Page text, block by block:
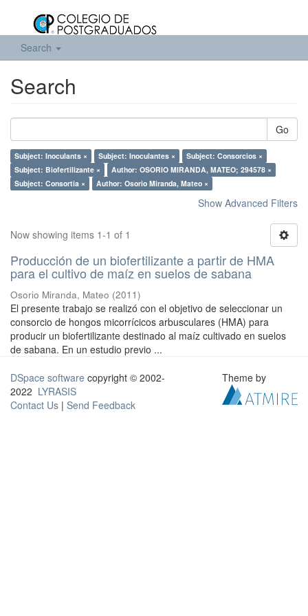
Search
Search
Go
Subject: Inoculants × Subject: Inoculantes ×
Subject: Consorcios ×
Subject: Biofertilizante ×
Author: OSORIO MIRANDA, MATEO; 294578 ×
Subject: Consortia ×
Author: Osorio Miranda, Mateo ×
Show Advanced Filters
Now showing items 1-1 of 1
Producción de un biofertilizante a partir de HMA
para el cultivo de maíz en suelos de sabana
Osorio Miranda, Mateo (2011)
El presente trabajo se realizó con el objetivo de seleccionar un
consorcio de hongos micorrícicos arbusculares (HMA) para
producir un biofertilizante destinado al maíz cultivado en suelos
de sabana. En un estudio previo ...
DSpace software copyright © 2002-
2022 LYRASIS
Contact Us | Send Feedback
Theme by